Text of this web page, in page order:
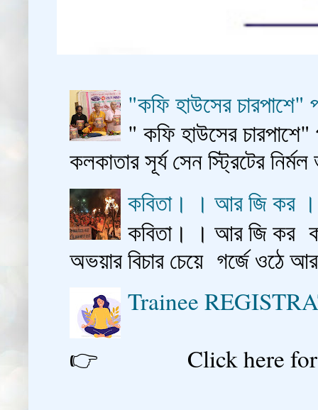
"কফি হাউসের
" কফি হাউসের
কলকাতার সূর্য সেন স্ট্রিটের
কবিতা। । আর জি কর
কবিতা। । আর জি কর
অভয়ার বিচার চেয়ে গর্জে
Trainee
👉 Click here for